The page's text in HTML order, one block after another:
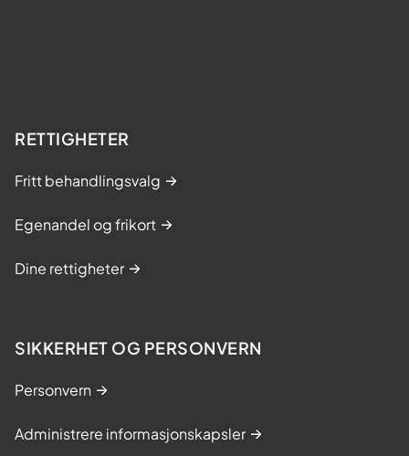
RETTIGHETER
Fritt behandlingsvalg
Egenandel og frikort
Dine rettigheter
SIKKERHET OG PERSONVERN
Personvern
Administrere informasjonskapsler